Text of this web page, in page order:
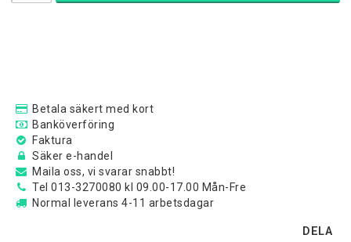
Betala säkert med kort
Banköverföring
Faktura
Säker e-handel
Maila oss, vi svarar snabbt!
Tel 013-3270080 kl 09.00-17.00 Mån-Fre
Normal leverans 4-11 arbetsdagar
DELA